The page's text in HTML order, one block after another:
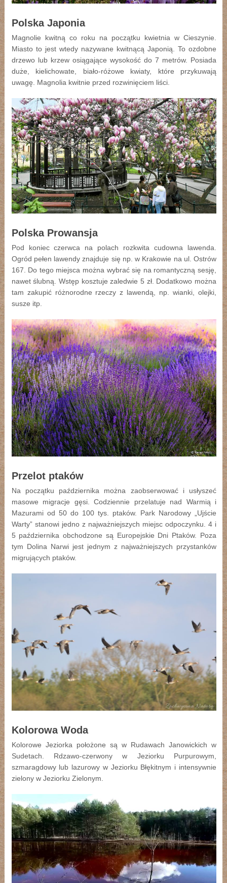
Polska Japonia
Magnolie kwitną co roku na początku kwietnia w Cieszynie.
Miasto to jest wtedy nazywane kwitnącą Japonią. To ozdobne
drzewo lub krzew osiągające wysokość do 7 metrów. Posiada
duże, kielichowate, biało-różowe kwiaty, które przykuwają
uwagę. Magnolia kwitnie przed rozwinięciem liści.
Polska Prowansja
Pod koniec czerwca na polach rozkwita cudowna lawenda.
Ogród pełen lawendy znajduje się np. w Krakowie na ul. Ostrów
167. Do tego miejsca można wybrać się na romantyczną sesję,
nawet ślubną. Wstęp kosztuje zaledwie 5 zł. Dodatkowo można
tam zakupić różnorodne rzeczy z lawendą, np. wianki, olejki,
susze itp.
Przelot ptaków
Na początku października można zaobserwować i usłyszeć
masowe migracje gęsi. Codziennie przelatuje nad Warmią i
Mazurami od 50 do 100 tys. ptaków. Park Narodowy „Ujście
Warty” stanowi jedno z najważniejszych miejsc odpoczynku. 4 i
5 października obchodzone są Europejskie Dni Ptaków. Poza
tym Dolina Narwi jest jednym z najważniejszych przystanków
migrujących ptaków.
Kolorowa Woda
Kolorowe Jeziorka położone są w Rudawach Janowickich w
Sudetach. Rdzawo-czerwony w Jeziorku Purpurowym,
szmaragdowy lub lazurowy w Jeziorku Błękitnym i intensywnie
zielony w Jeziorku Zielonym.